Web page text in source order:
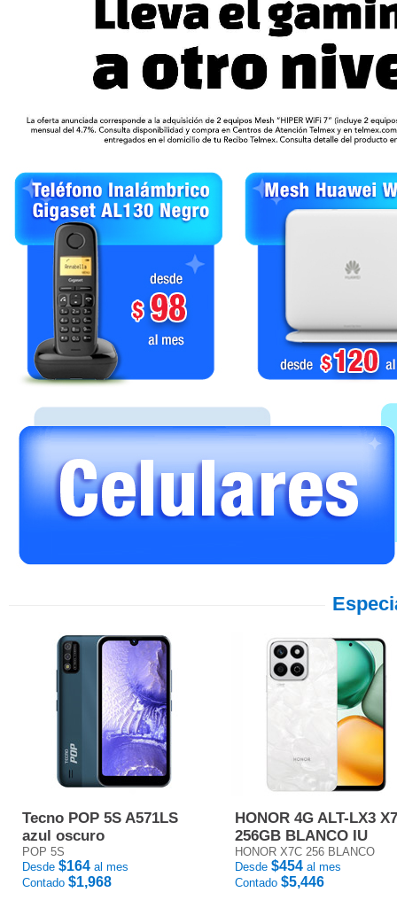
Tecno POP 5S A571LS
azul oscuro
POP 5S
Desde $164 al mes
Contado $1,968
HONOR 4G ALT-LX3
256GB BLANCO IU
HONOR X7C 256 BLANCO
Desde $454 al mes
Contado $5,446